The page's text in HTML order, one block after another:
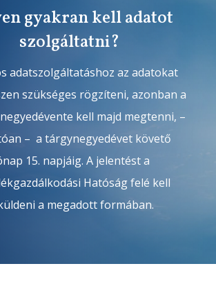
gyakran kell adatot
szolgáltatni?
adatszolgáltatáshoz az adatokat
szükséges rögzíteni, azonban a
kell majd megtenni, –
– a tárgynegyedévet követő
15. napjáig. A jelentést a
Hatóság felé kell
a megadott formában.